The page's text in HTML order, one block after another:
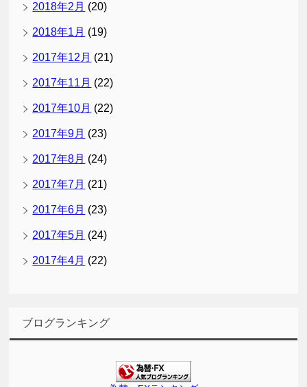
2018年2月 (20)
2018年1月 (19)
2017年12月 (21)
2017年11月 (22)
2017年10月 (22)
2017年9月 (23)
2017年8月 (24)
2017年7月 (21)
2017年6月 (23)
2017年5月 (24)
2017年4月 (22)
ブログランキング